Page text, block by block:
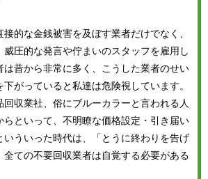
的な金銭被害を及ぼす業者だけでなく、
威圧的な発言や佇まいのスタッフを雇用し
は昔から非常に多く、こうした業者のせい
がっていると私達は危険視しています。
回収業社、俗にブルーカラーと言われる人
らといって、不明瞭な価格設定・引き届い
いういった時代は、「とうに終わりを告げ
全ての不要回収業者は自覚する必要がある